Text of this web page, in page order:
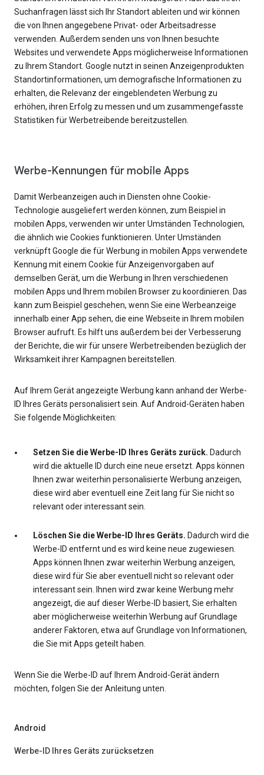
Suchanfragen lässt sich Ihr Standort ableiten und wir können
die von Ihnen angegebene Privat- oder Arbeitsadresse
verwenden. Außerdem senden uns von Ihnen besuchte
Websites und verwendete Apps möglicherweise Informationen
zu Ihrem Standort. Google nutzt in seinen Anzeigenprodukten
Standortinformationen, um demografische Informationen zu
erhalten, die Relevanz der eingeblendeten Werbung zu
erhöhen, ihren Erfolg zu messen und um zusammengefasste
Statistiken für Werbetreibende bereitzustellen.
Werbe-Kennungen für mobile Apps
Damit Werbeanzeigen auch in Diensten ohne Cookie-
Technologie ausgeliefert werden können, zum Beispiel in
mobilen Apps, verwenden wir unter Umständen Technologien,
die ähnlich wie Cookies funktionieren. Unter Umständen
verknüpft Google die für Werbung in mobilen Apps verwendete
Kennung mit einem Cookie für Anzeigenvorgaben auf
demselben Gerät, um die Werbung in Ihren verschiedenen
mobilen Apps und Ihrem mobilen Browser zu koordinieren. Das
kann zum Beispiel geschehen, wenn Sie eine Werbeanzeige
innerhalb einer App sehen, die eine Webseite in Ihrem mobilen
Browser aufruft. Es hilft uns außerdem bei der Verbesserung
der Berichte, die wir für unsere Werbetreibenden bezüglich der
Wirksamkeit ihrer Kampagnen bereitstellen.
Auf Ihrem Gerät angezeigte Werbung kann anhand der Werbe-
ID Ihres Geräts personalisiert sein. Auf Android-Geräten haben
Sie folgende Möglichkeiten:
Setzen Sie die Werbe-ID Ihres Geräts zurück. Dadurch
wird die aktuelle ID durch eine neue ersetzt. Apps können
Ihnen zwar weiterhin personalisierte Werbung anzeigen,
diese wird aber eventuell eine Zeit lang für Sie nicht so
relevant oder interessant sein.
Löschen Sie die Werbe-ID Ihres Geräts. Dadurch wird die
Werbe-ID entfernt und es wird keine neue zugewiesen.
Apps können Ihnen zwar weiterhin Werbung anzeigen,
diese wird für Sie aber eventuell nicht so relevant oder
interessant sein. Ihnen wird zwar keine Werbung mehr
angezeigt, die auf dieser Werbe-ID basiert, Sie erhalten
aber möglicherweise weiterhin Werbung auf Grundlage
anderer Faktoren, etwa auf Grundlage von Informationen,
die Sie mit Apps geteilt haben.
Wenn Sie die Werbe-ID auf Ihrem Android-Gerät ändern
möchten, folgen Sie der Anleitung unten.
Android
Werbe-ID Ihres Geräts zurücksetzen